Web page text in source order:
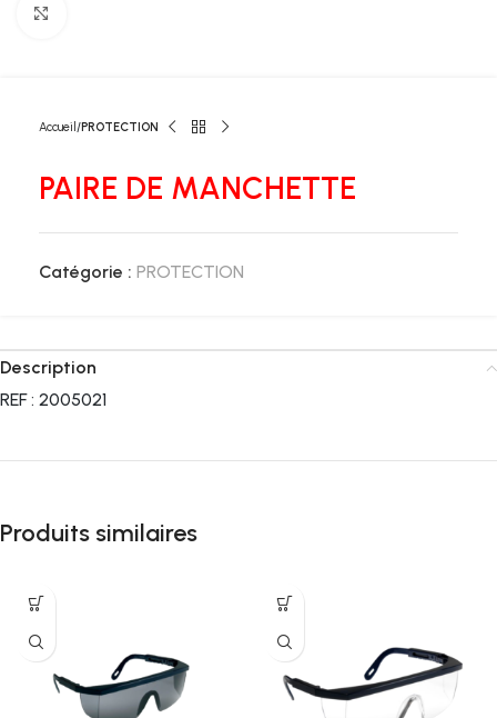
Accueil PROTECTION
PAIRE DE MANCHETTE
Catégorie : PROTECTION
Description
REF : 2005021
Produits similaires